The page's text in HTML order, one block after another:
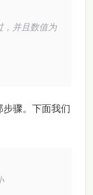
并且数值为
骤。下面我们